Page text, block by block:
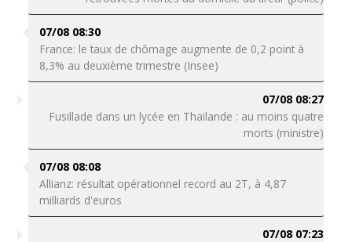
07/08 08:30
France: le taux de chômage augmente de 0,2 point à
8,3% au deuxième trimestre (Insee)
07/08 08:27
Fusillade dans un lycée en Thaïlande : au moins quatre
morts (ministre)
07/08 08:08
Allianz: résultat opérationnel record au 2T, à 4,87
milliards d'euros
07/08 07:23